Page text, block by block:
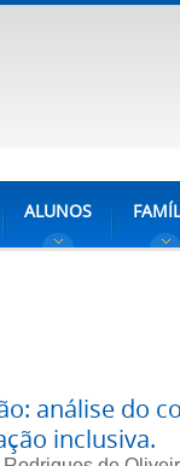
ALUNOS
análise do
inclusiva.